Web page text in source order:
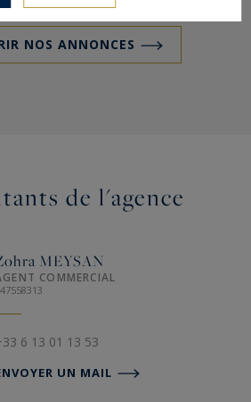
NOS ANNONCES
de l'agence
MEYSAN
COMMERCIAL
6 13 01 13 53
UN MAIL